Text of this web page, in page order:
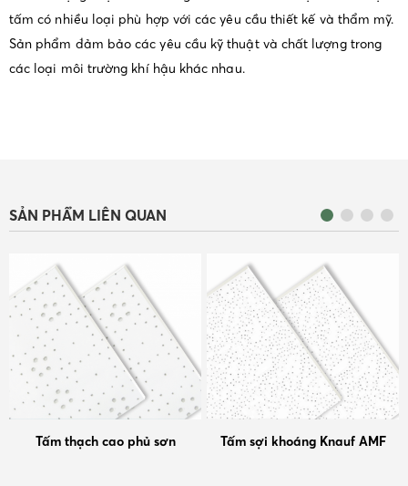
tấm có nhiều loại phù hợp với các yêu cầu thiết kế và thẩm mỹ.
Sản phẩm đảm bảo các yêu cầu kỹ thuật và chất lượng trong
các loại môi trường khí hậu khác nhau.
SẢN PHẨM LIÊN QUAN
Tấm thạch cao phủ sơn Tấm sợi khoáng Knauf AMF